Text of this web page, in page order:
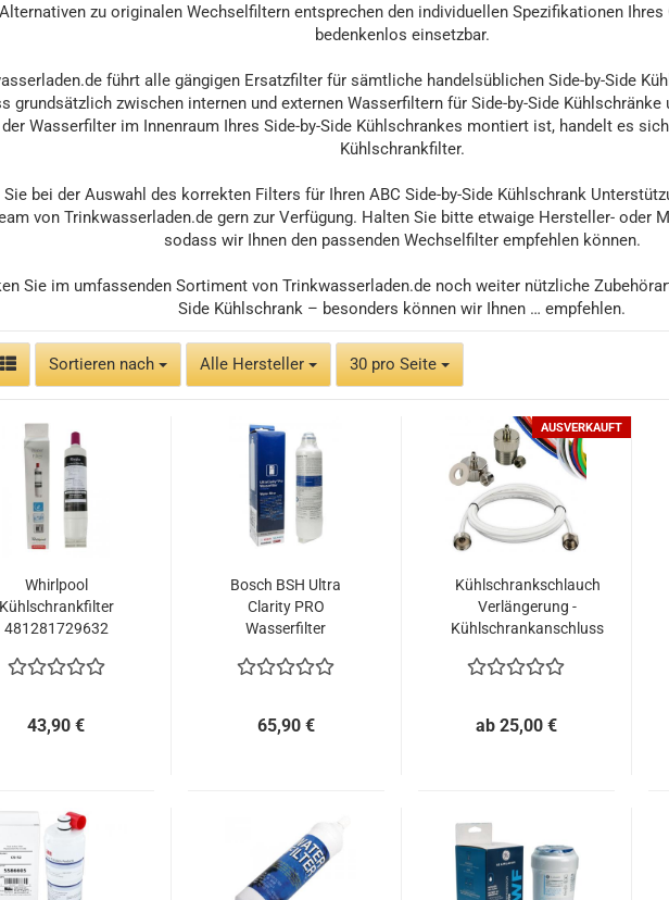
zu originalen Wechselfiltern entsprechen den individuellen Spezifikationen
bedenkenlos einsetzbar.
führt alle gängigen Ersatzfilter für sämtliche handelsüblichen Side-by-Side
grundsätzlich zwischen internen und externen Wasserfiltern für Side-by-Side
der Wasserfilter im Innenraum Ihres Side-by-Side Kühlschrankes montiert ist, handelt es
Kühlschrankfilter.
bei der Auswahl des korrekten Filters für Ihren ABC Side-by-Side Kühlschrank
von Trinkwasserladen.de gern zur Verfügung. Halten Sie bitte etwaige Hersteller- oder
sodass wir Ihnen den passenden Wechselfilter empfehlen können.
Sie im umfassenden Sortiment von Trinkwasserladen.de noch weiter nützliche
Side Kühlschrank – besonders können wir Ihnen … empfehlen.
Sortieren nach
Sortieren nach Alle Hersteller 30 pro Seite
pro Seite
Whirlpool
481281729632
Bauknecht
43,90 €
Bosch BSH Ultra
Clarity PRO
Wasserfilter
65,90 €
AUSVERKAUFT
Kühlschrankschlauch
Verlängerung -
Kühlschrankanschluss
ab 25,00 €